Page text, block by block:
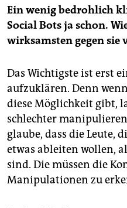
Ein wenig bedrohlich
Social Bots ja schon.
wirksamsten gegen sie
Das Wichtigste ist erst
aufzuklären. Denn
diese Möglichkeit gibt,
schlechter
glaube, dass die Leute,
etwas ableiten wollen,
sind. Die müssen die
Manipulationen zu